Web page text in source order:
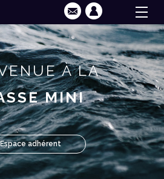
À LA
MINI
Espace adhérent